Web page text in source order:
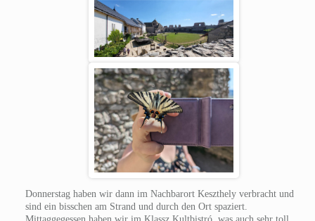
Donnerstag haben wir dann im Nachbarort Keszthely verbracht und
sind ein bisschen am Strand und durch den Ort spaziert.